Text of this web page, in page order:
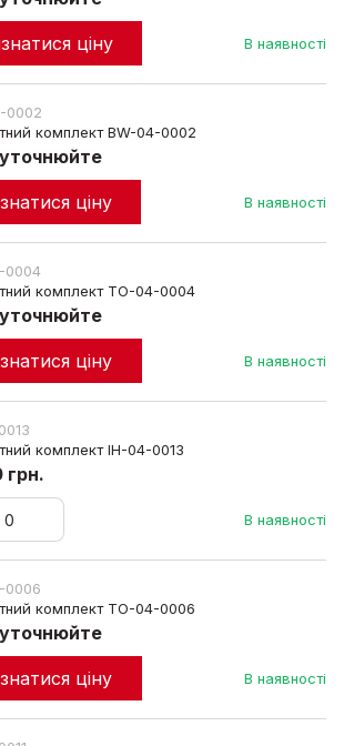
В наявності
ціну
0002
комплект BW-04-0002
В наявності
ціну
0004
комплект TO-04-0004
В наявності
ціну
комплект IH-04-0013
В наявності
грн.
0006
комплект TO-04-0006
В наявності
ціну